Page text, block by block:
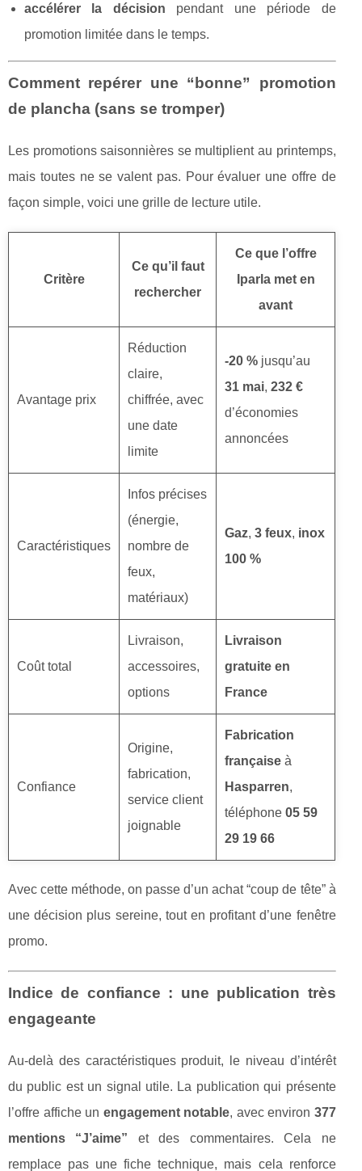
accélérer la décision pendant une période de
promotion limitée dans le temps.
Comment repérer une “bonne” promotion
de plancha (sans se tromper)
Les promotions saisonnières se multiplient au printemps,
mais toutes ne se valent pas. Pour évaluer une offre de
façon simple, voici une grille de lecture utile.
Critère
Ce qu’il faut
rechercher
Ce que l’offre
Iparla met en
avant
Avantage prix
Réduction
claire,
chiffrée, avec
une date
limite
-20 % jusqu’au
31 mai, 232 €
d’économies
annoncées
Caractéristiques
Infos précises
(énergie,
nombre de
feux,
matériaux)
Gaz, 3 feux, inox
100 %
Coût total
Livraison,
accessoires,
options
Livraison
gratuite en
France
Confiance
Origine,
fabrication,
service client
joignable
Fabrication
française à
Hasparren,
téléphone 05 59
29 19 66
Avec cette méthode, on passe d’un achat “coup de tête” à
une décision plus sereine, tout en profitant d’une fenêtre
promo.
Indice de confiance : une publication très
engageante
Au-delà des caractéristiques produit, le niveau d’intérêt
du public est un signal utile. La publication qui présente
l’offre affiche un engagement notable, avec environ 377
mentions “J’aime” et des commentaires. Cela ne
remplace pas une fiche technique, mais cela renforce